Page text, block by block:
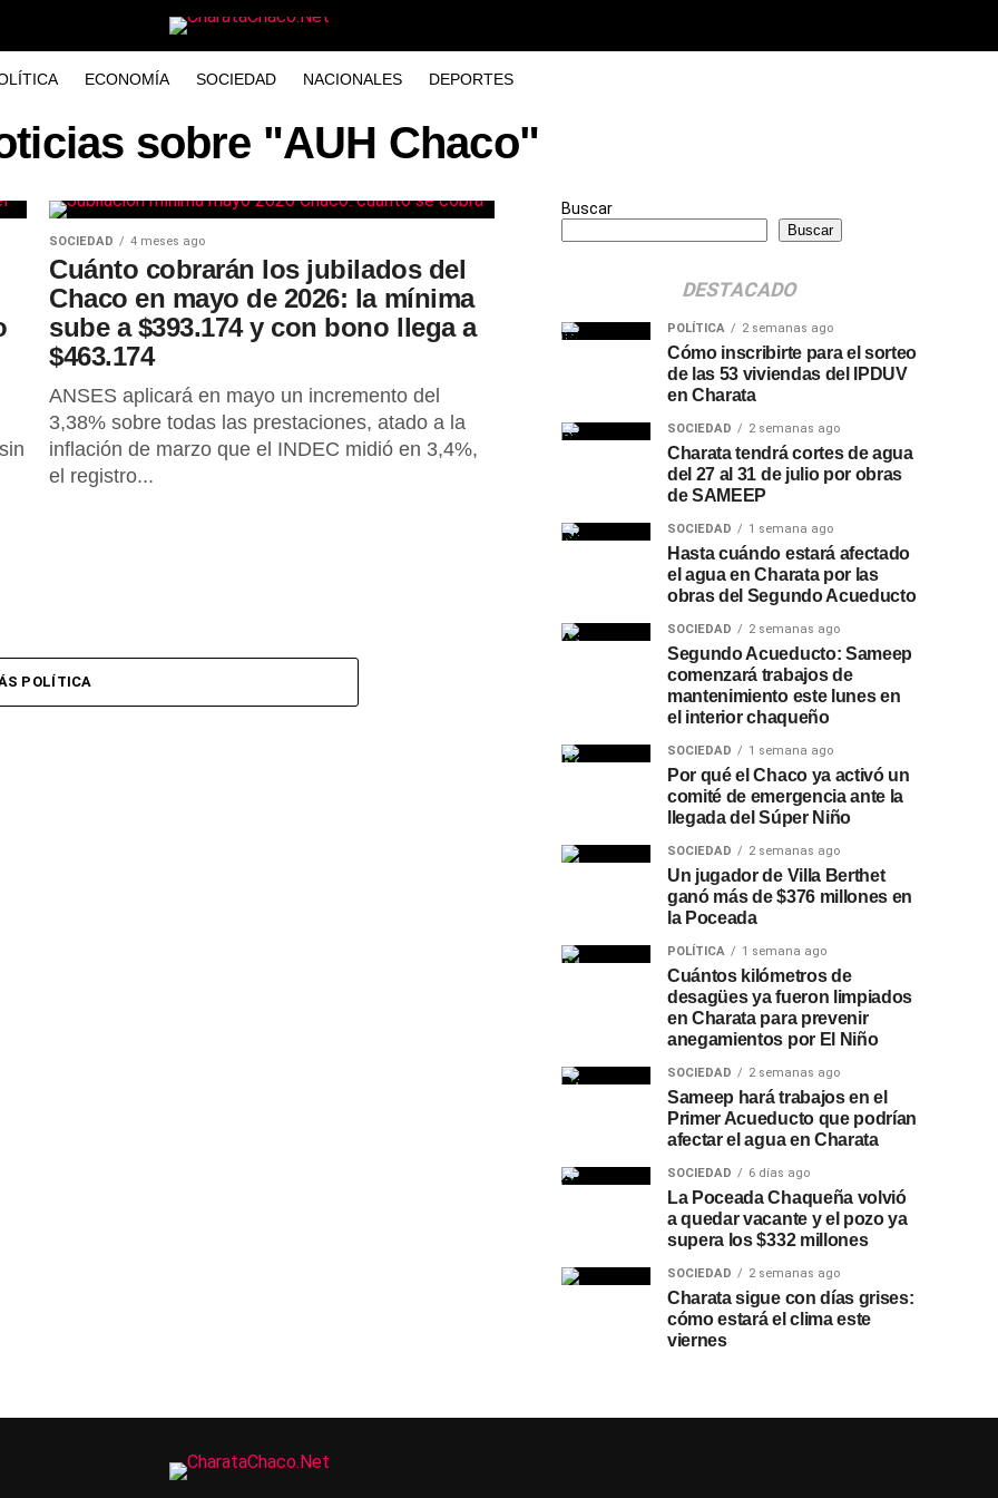
ECONOMÍA SOCIEDAD NACIONALES DEPORTES
sobre "AUH Chaco"
SOCIEDAD 4 meses ago
Cuánto cobrarán los jubilados del
Chaco en mayo de 2026: la mínima
sube a $393.174 y con bono llega a
$463.174
ANSES aplicará en mayo un incremento del
3,38% sobre todas las prestaciones, atado a la
inflación de marzo que el INDEC midió en 3,4%,
el registro...
POLÍTICA
Buscar
Buscar
DESTACADO
POLÍTICA 2 semanas ago
Cómo inscribirte para el sorteo
de las 53 viviendas del IPDUV
en Charata
SOCIEDAD 2 semanas ago
Charata tendrá cortes de agua
del 27 al 31 de julio por obras
de SAMEEP
SOCIEDAD 1 semana ago
Hasta cuándo estará afectado
el agua en Charata por las
obras del Segundo Acueducto
SOCIEDAD 2 semanas ago
Segundo Acueducto: Sameep
comenzará trabajos de
mantenimiento este lunes en
el interior chaqueño
SOCIEDAD 1 semana ago
Por qué el Chaco ya activó un
comité de emergencia ante la
llegada del Súper Niño
SOCIEDAD 2 semanas ago
Un jugador de Villa Berthet
ganó más de $376 millones en
la Poceada
POLÍTICA 1 semana ago
Cuántos kilómetros de
desagües ya fueron limpiados
en Charata para prevenir
anegamientos por El Niño
SOCIEDAD 2 semanas ago
Sameep hará trabajos en el
Primer Acueducto que podrían
afectar el agua en Charata
SOCIEDAD 6 días ago
La Poceada Chaqueña volvió
a quedar vacante y el pozo ya
supera los $332 millones
SOCIEDAD 2 semanas ago
Charata sigue con días grises:
cómo estará el clima este
viernes